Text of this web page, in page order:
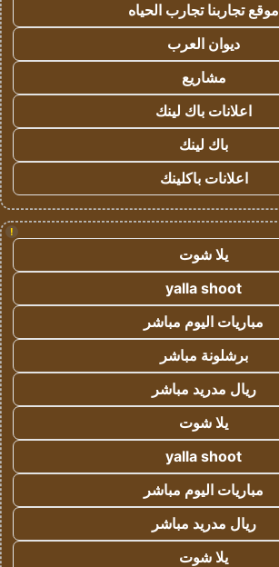
موقع تجاربنا تجارب الحياه
ديوان العرب
مشاريع
اعلانات باك لينك
باك لينك
اعلانات باكلينك
!
يلا شوت
yalla shoot
مباريات اليوم مباشر
برشلونة مباشر
ريال مدريد مباشر
يلا شوت
yalla shoot
مباريات اليوم مباشر
ريال مدريد مباشر
يلا شوت